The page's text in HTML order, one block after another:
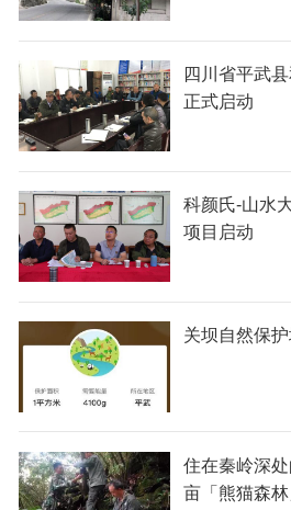
四川省平武
正式启动
科颜氏-山水
项目启动
关坝自然保
住在秦岭深
亩「熊猫森林